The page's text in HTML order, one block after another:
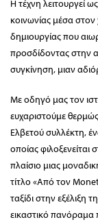
Η τέχνη λειτουργεί
κοινωνίας μέσα
δημιουργίας που
προσδίδοντας στην
συγκίνηση, μιαν
Με οδηγό μας τον
ευχαριστούμε
Ελβετού συλλέκτη,
οποίας
πλαίσιο μιας
τίτλο «Από τον
ταξίδι στην εξέλιξη
εικαστικό πανόραμα